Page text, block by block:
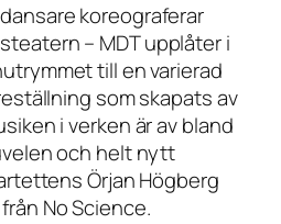
koreograferar
– MDT upplåter i
till en varierad
som skapats av
i verken är av bland
och helt nytt
Örjan Högberg
No Science.